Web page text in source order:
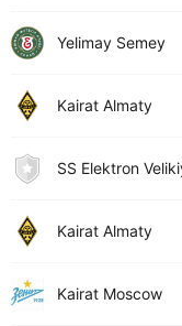
Yelimay Semey
Kairat Almaty
SS Elektron
Kairat Almaty
Kairat Moscow